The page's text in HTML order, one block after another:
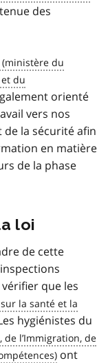
des
orienté
vers nos
la sécurité afin
en matière
de la phase
loi
de cette
que les
hygiénistes du
ont